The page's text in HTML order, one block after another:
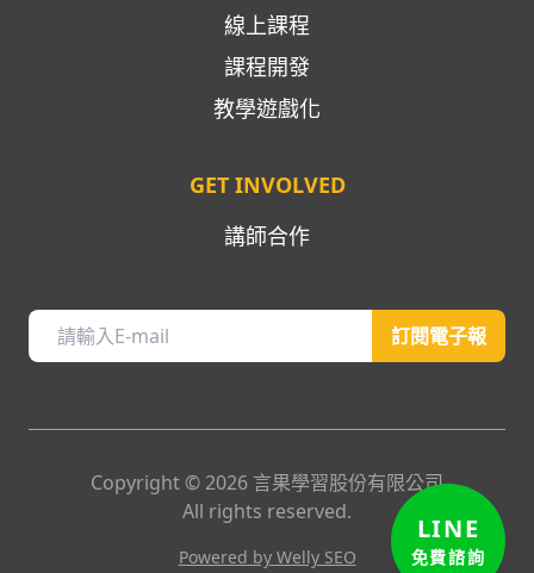
LINE
免費諮詢
線上課程
課程開發
教學遊戲化
GET INVOLVED
講師合作
訂閱電子報
Copyright © 2026 言果學習股份有限公司
All rights reserved.
Powered by Welly SEO